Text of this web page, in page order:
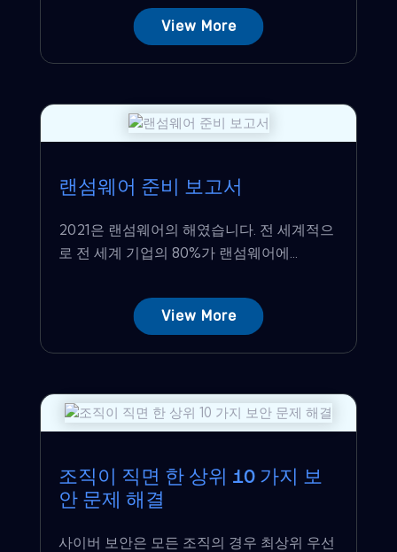
View More
랜섬웨어 준비 보고서
2021은 랜섬웨어의 해였습니다. 전 세계적으
로 전 세계 기업의 80%가 랜섬웨어에...
View More
조직이 직면 한 상위 10 가지 보
안 문제 해결
사이버 보안은 모든 조직의 경우 최상위 우선